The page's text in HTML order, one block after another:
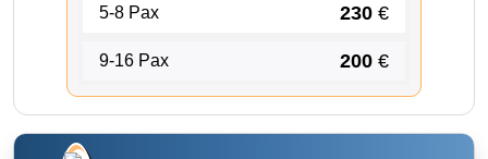
5-8 Pax 230 €
9-16 Pax 200 €